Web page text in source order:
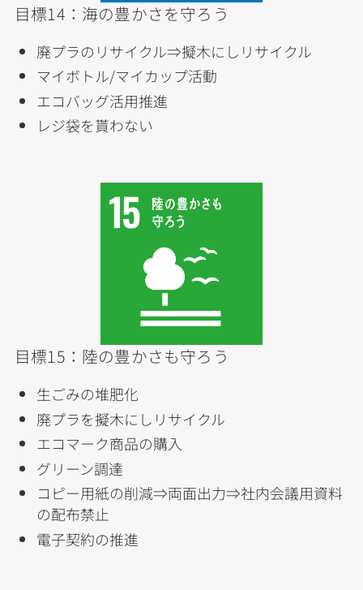
目標14：海の豊かさを守ろう
廃プラのリサイクル⇒擬木にしリサイクル
マイボトル/マイカップ活動
エコバッグ活用推進
レジ袋を貰わない
目標15：陸の豊かさも守ろう
生ごみの堆肥化
廃プラを擬木にしリサイクル
エコマーク商品の購入
グリーン調達
コピー用紙の削減⇒両面出力⇒社内会議用資料
の配布禁止
電子契約の推進